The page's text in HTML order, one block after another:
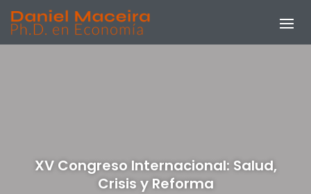
XV Congreso Internacional: Salud,
Crisis y Reforma